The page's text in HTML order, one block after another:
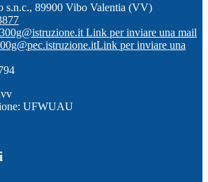
s.n.c., 89900 Vibo Valentia (VV)
Link per inviare una mail
Link per inviare una
UFWUAU